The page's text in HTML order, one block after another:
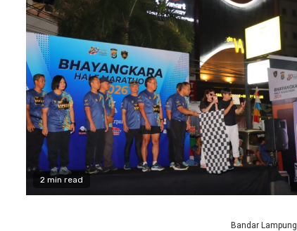
2 min read
Bandar Lampung